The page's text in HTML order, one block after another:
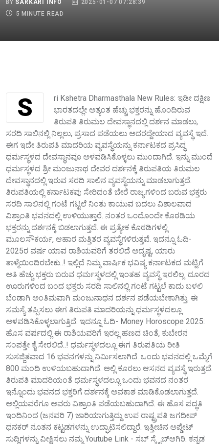
BY SARKARI INFO
2025-01-07 07:28:39
5 MINUTE READ
Sri Kshetra Dharmasthala New Rules: ಇಡೀ ದಕ್ಷಿಣ
ಭಾರತದಲ್ಲೇ ಅತ್ಯಂತ ಹೆಚ್ಚು ಭಕ್ತರನ್ನು ಹೊಂದಿರುವ
ತಿರುಪತಿ ತಿರುಮಲ ದೇವಸ್ಥಾನದಲ್ಲಿ ದರ್ಶನ ಮಾಡಲು,
ಸರದಿ ಸಾಲಿನಲ್ಲಿ ನಿಲ್ಲಲು, ಪ್ರಸಾದ ಪಡೆಯಲು ಅದರದ್ದೇಯಾದ ವ್ಯವಸ್ಥೆ ಇದೆ.
ಈಗ ಇದೇ ತಿರುಪತಿ ಮಾದರಿಯ ವ್ಯವಸ್ಥೆಯನ್ನು ಕರ್ನಾಟಕದ ಪ್ರಸಿದ್ಧ
ಧರ್ಮಸ್ಥಳದ ದೇವಸ್ಥಾನವೂ ಅಳವಡಿಸಿಕೊಳ್ಳಲು ಮುಂದಾಗಿದೆ. ಇನ್ನು ಮುಂದೆ
ಧರ್ಮಸ್ಥಳದ ಶ್ರೀ ಮಂಜುನಾಥ ದೇವರ ದರ್ಶನಕ್ಕೆ ತಿರುಪತಿಯ ತಿರುಮಲ
ದೇವಸ್ಥಾನದಲ್ಲಿ ಇರುವ ಸರದಿ ಸಾಲಿನ ವ್ಯವಸ್ಥೆಯನ್ನು ಮಾಡಲಾಗುತ್ತದೆ.
ತಿರುಪತಿಯಲ್ಲಿ ಕರ್ನಾಟಕವು ಸೇರಿದಂತೆ ಬೇರೆ ರಾಜ್ಯಗಳಿಂದ ಬರುವ ಭಕ್ತರು
ಸರದಿ ಸಾಲಿನಲ್ಲಿ ಗಂಟೆ ಗಟ್ಟಲೆ ನಿಂತು ಕಾಯುವ ಬದಲು ವಿಶಾಲವಾದ
ವಿಶ್ರಾಂತಿ ಭವನದಲ್ಲಿ ಉಳಿಯುತ್ತಾರೆ. ನಂತರ ಒಂದೊಂದೇ ಕೊಠಡಿಯ
ಭಕ್ತರನ್ನು ದರ್ಶನಕ್ಕೆ ಬಿಡಲಾಗುತ್ತದೆ. ಈ ಪ್ರತ್ಯೇಕ ಕೊಠಡಿಗಳಲ್ಲಿ
ಮೂಲಸೌಕರ್ಯ, ಆಹಾರ ಮತ್ತಿತರ ವ್ಯವಸ್ಥೆಗಳಿರುತ್ತವೆ. ಇದನ್ನೂ ಓದಿ-
2025ರ ವರ್ಷ ಯಾವ ರಾಶಿಯವರಿಗೆ ತರಲಿದೆ ಅದೃಷ್ಟ, ಯಾರು
ತಾಳ್ಮೆಯಿಂದಿರಬೇಕು..! ಇಲ್ಲಿದೆ ನಿಮ್ಮ ವಾರ್ಷಿಕ ಭವಿಷ್ಯ ಕರ್ನಾಟಕದ ಮಟ್ಟಿಗೆ
ಅತಿ ಹೆಚ್ಚು ಭಕ್ತರು ಬರುವ ಧರ್ಮಸ್ಥಳದಲ್ಲಿ ಇಂತಹ ವ್ಯವಸ್ಥೆ ಇರಲಿಲ್ಲ. ದೂರದ
ಊರುಗಳಿಂದ ಬಂದ ಭಕ್ತರು ಸರದಿ ಸಾಲಿನಲ್ಲಿ ಗಂಟೆ ಗಟ್ಟಲೆ ಕಾದು ಬಳಲಿ
ಬೆಂಡಾಗಿ ಅಂತಿಮವಾಗಿ ಮಂಜುನಾಥನ ದರ್ಶನ ಪಡೆಯಬೇಕಾಗಿತ್ತು. ಈ
ಸಮಸ್ಯೆ ತಪ್ಪಿಸಲು ಈಗ ತಿರುಪತಿ ಮಾದರಿಯನ್ನು ಧರ್ಮಸ್ಥಳದಲ್ಲೂ
ಅಳವಡಿಸಿಕೊಳ್ಳಲಾಗುತ್ತಿದೆ. ಇದನ್ನೂ ಓದಿ- Money Horoscope 2025:
ಹೊಸ ವರ್ಷದಲ್ಲಿ ಈ ರಾಶಿಯವರಿಗೆ ಇರಲ್ಲ ಹಣದ ಚಿಂತೆ, ಕುಬೇರನ
ಸಂಪತ್ತೇ ಕೈ ಸೇರಲಿದೆ..! ಧರ್ಮಸ್ಥಳದಲ್ಲೂ ಈಗ ತಿರುಪತಿಯ ರೀತಿ
ಸುಸಜ್ಜಿತವಾದ 16 ಭವನಗಳನ್ನು ನಿರ್ಮಿಸಲಾಗಿದೆ. ಒಂದು ಭವನದಲ್ಲಿ ಒಮ್ಮೆಗೆ
800 ಮಂದಿ ಉಳಿಯಬಹುದಾಗಿದೆ. ಅಲ್ಲಿ ಕೂರಲು ಆಸನದ ವ್ಯವಸ್ಥೆ ಇರುತ್ತದೆ.
ತಿರುಪತಿ ಮಾದರಿಯಂತೆ ಧರ್ಮಸ್ಥಳದಲ್ಲೂ ಒಂದು ಭವನದ ನಂತರ
ಇನ್ನೊಂದು ಭವನದ ಭಕ್ತರಿಗೆ ದರ್ಶನಕ್ಕೆ ಅವಕಾಶ ಮಾಡಿಕೊಡಲಾಗುತ್ತದೆ.
ಅಲ್ಲಿಯವರೆಗೂ ಅವರು ವಿಶ್ರಾಂತಿ ಪಡೆಯಬಹುದಾಗಿದೆ. ಈ ಹೊಸ ಪದ್ಧತಿ
ಇಂದಿನಿಂದ (ಜನವರಿ 7) ಜಾರಿಯಾಗುತ್ತಿದ್ದು ಉಪ ರಾಷ್ಟ್ರಪತಿ ಜಗದೀಪ್
ಧನಕರ್ ನೂತನ ಕಟ್ಟಡಗಳನ್ನು ಉದ್ಘಾಟಿಸಲಿದ್ದಾರೆ. ಇತ್ತೀಚಿನ ಅಪ್ಡೇಟ್
ಸುದ್ದಿಗಳನ್ನು ವೀಕ್ಷಿಸಲು ನಮ್ಮ Youtube Link - ಸಬ್ ಸ್ಕ್ರೈಬ್ಆಗಿರಿ. ಕನ್ನಡ